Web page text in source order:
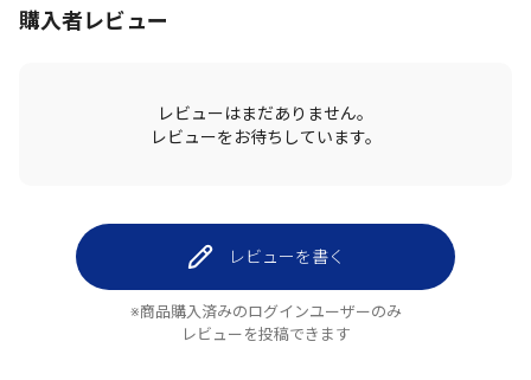
購入者レビュー
レビューはまだありません。
レビューをお待ちしています。
レビューを書く
※商品購入済みのログインユーザーのみ
レビューを投稿できます